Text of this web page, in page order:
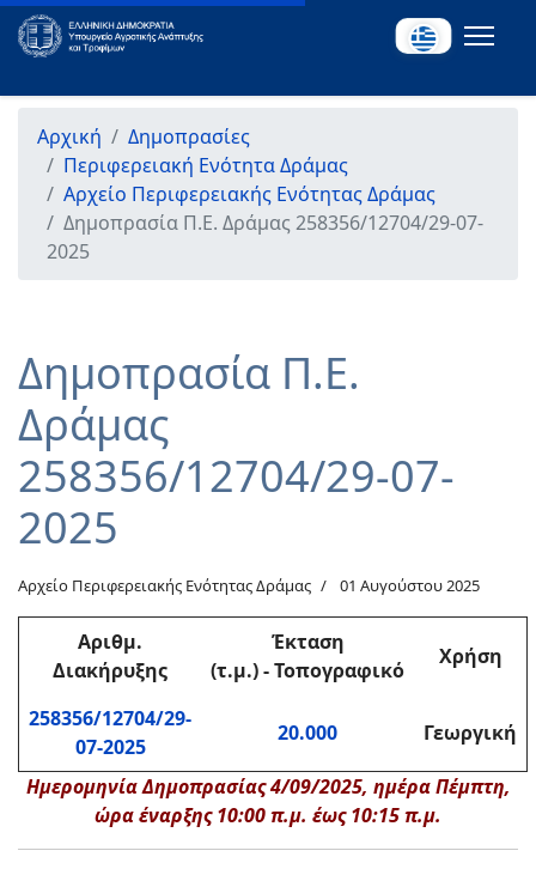
Αρχική
Δημοπρασίες
Περιφερειακή Ενότητα Δράμας
Αρχείο Περιφερειακής Ενότητας Δράμας
Δημοπρασία Π.Ε. Δράμας 258356/12704/29-07-
2025
Δημοπρασία Π.Ε.
Δράμας
258356/12704/29-07-
2025
Αρχείο Περιφερειακής Ενότητας Δράμας 01 Αυγούστου 2025
Αριθμ.
Διακήρυξης
Έκταση
(τ.μ.) - Τοπογραφικό
Χρήση
258356/12704/29-
07-2025
20.000 Γεωργική
Ημερομηνία Δημοπρασίας 4/09/2025, ημέρα Πέμπτη,
ώρα έναρξης 10:00 π.μ. έως 10:15 π.μ.